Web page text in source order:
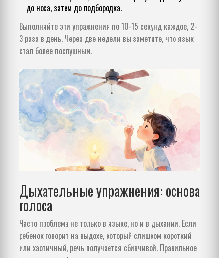
до носа, затем до подбородка.
Выполняйте эти упражнения по 10-15 секунд каждое, 2-
3 раза в день. Через две недели вы заметите, что язык
стал более послушным.
Дыхательные упражнения: основа
голоса
Часто проблема не только в языке, но и в дыхании. Если
ребенок говорит на выдохе, который слишком короткий
или хаотичный, речь получается сбивчивой. Правильное